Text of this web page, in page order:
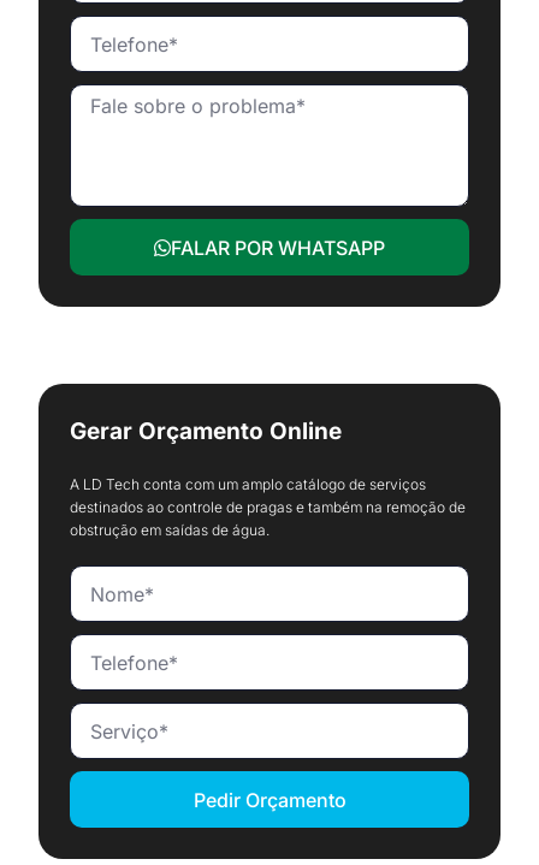
FALAR POR WHATSAPP
Gerar Orçamento Online
A LD Tech conta com um amplo catálogo de serviços
destinados ao controle de pragas e também na remoção de
obstrução em saídas de água.
Pedir Orçamento